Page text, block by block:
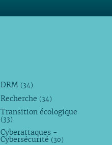
DRM (34)
Recherche (34)
Transition écologique
(33)
Cyberattaques -
Cybersécurité (30)